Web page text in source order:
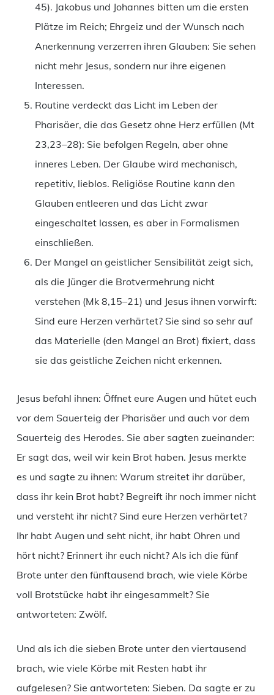
45). Jakobus und Johannes bitten um die ersten
Plätze im Reich; Ehrgeiz und der Wunsch nach
Anerkennung verzerren ihren Glauben: Sie sehen
nicht mehr Jesus, sondern nur ihre eigenen
Interessen.
Routine verdeckt das Licht im Leben der
Pharisäer, die das Gesetz ohne Herz erfüllen (Mt
23,23–28): Sie befolgen Regeln, aber ohne
inneres Leben. Der Glaube wird mechanisch,
repetitiv, lieblos. Religiöse Routine kann den
Glauben entleeren und das Licht zwar
eingeschaltet lassen, es aber in Formalismen
einschließen.
Der Mangel an geistlicher Sensibilität zeigt sich,
als die Jünger die Brotvermehrung nicht
verstehen (Mk 8,15–21) und Jesus ihnen vorwirft:
Sind eure Herzen verhärtet? Sie sind so sehr auf
das Materielle (den Mangel an Brot) fixiert, dass
sie das geistliche Zeichen nicht erkennen.
Jesus befahl ihnen: Öffnet eure Augen und hütet euch
vor dem Sauerteig der Pharisäer und auch vor dem
Sauerteig des Herodes. Sie aber sagten zueinander:
Er sagt das, weil wir kein Brot haben. Jesus merkte
es und sagte zu ihnen: Warum streitet ihr darüber,
dass ihr kein Brot habt? Begreift ihr noch immer nicht
und versteht ihr nicht? Sind eure Herzen verhärtet?
Ihr habt Augen und seht nicht, ihr habt Ohren und
hört nicht? Erinnert ihr euch nicht? Als ich die fünf
Brote unter den fünftausend brach, wie viele Körbe
voll Brotstücke habt ihr eingesammelt? Sie
antworteten: Zwölf.
Und als ich die sieben Brote unter den viertausend
brach, wie viele Körbe mit Resten habt ihr
aufgelesen? Sie antworteten: Sieben. Da sagte er zu